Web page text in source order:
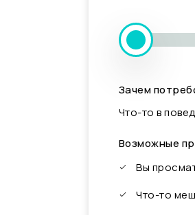
Зачем
Что-то в
Возможные
Вы
Что-то